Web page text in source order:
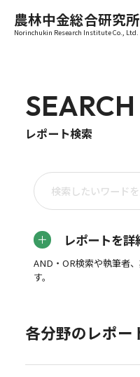
農林中金総合研究所
Norinchukin Research Institute Co., Ltd.
SEARCH
レポート検索
レポートを詳
AND・OR検索や執筆者
す。
各分野のレポー